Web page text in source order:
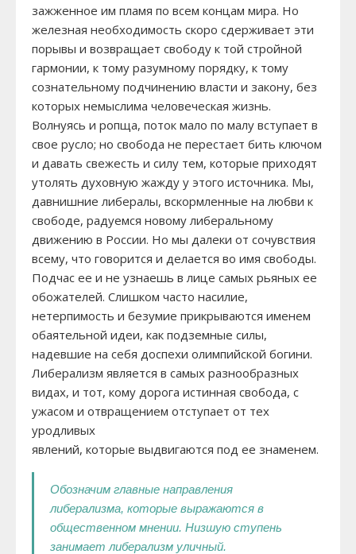
зажженное им пламя по всем концам мира. Но
железная необходимость скоро сдерживает эти
порывы и возвращает свободу к той стройной
гармонии, к тому разумному порядку, к тому
сознательному подчинению власти и закону, без
которых немыслима человеческая жизнь.
Волнуясь и ропща, поток мало по малу вступает в
свое русло; но свобода не перестает бить ключом
и давать свежесть и силу тем, которые приходят
утолять духовную жажду у этого источника. Мы,
давнишние либералы, вскормленные на любви к
свободе, радуемся новому либеральному
движению в России. Но мы далеки от сочувствия
всему, что говорится и делается во имя свободы.
Подчас ее и не узнаешь в лице самых рьяных ее
обожателей. Слишком часто насилие,
нетерпимость и безумие прикрываются именем
обаятельной идеи, как подземные силы,
надевшие на себя доспехи олимпийской богини.
Либерализм является в самых разнообразных
видах, и тот, кому дорога истинная свобода, с
ужасом и отвращением отступает от тех
уродливых
явлений, которые выдвигаются под ее знаменем.
Обозначим главные направления
либерализма, которые выражаются в
общественном мнении. Низшую ступень
занимает либерализм уличный.